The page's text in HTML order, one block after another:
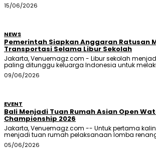
15/06/2026
NEWS
Pemerintah Siapkan Anggaran Ratusan
Transportasi Selama Libur Sekolah
Jakarta, Venuemagz.com - Libur sekolah
paling ditunggu keluarga Indonesia untuk
09/06/2026
EVENT
Bali Menjadi Tuan Rumah Asian Open
Championship 2026
Jakarta, Venuemagz.com -- Untuk pertama
menjadi tuan rumah pelaksanaan lomba
05/06/2026